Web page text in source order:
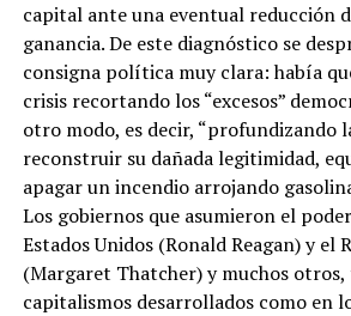
capital ante una eventual reducción
ganancia. De este diagnóstico se
consigna política muy clara: había
crisis recortando los “excesos”
otro modo, es decir, “profundizando
reconstruir su dañada legitimidad,
apagar un incendio arrojando
Los gobiernos que asumieron el
Estados Unidos (Ronald Reagan) y el
(Margaret Thatcher) y muchos
capitalismos desarrollados como en